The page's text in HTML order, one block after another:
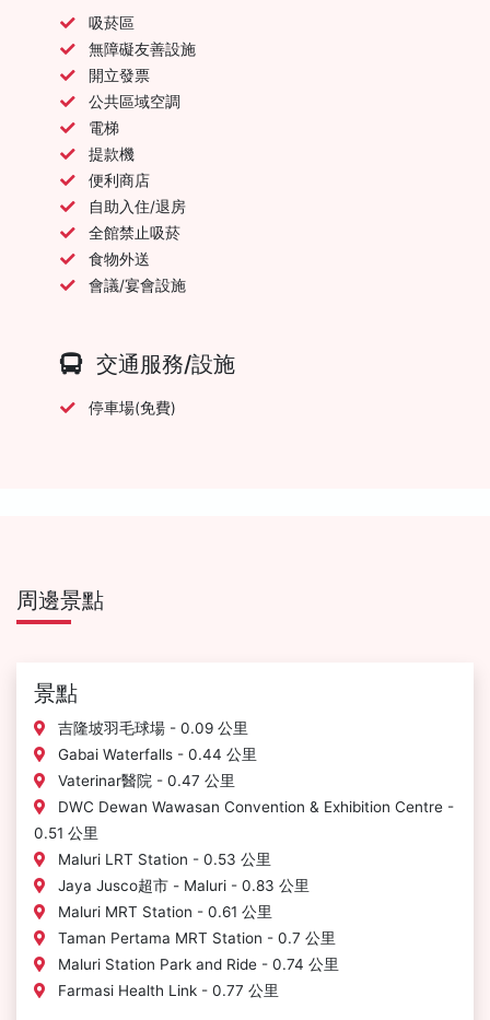
吸菸區
無障礙友善設施
開立發票
公共區域空調
電梯
提款機
便利商店
自助入住/退房
全館禁止吸菸
食物外送
會議/宴會設施
交通服務/設施
停車場(免費)
周邊景點
景點
吉隆坡羽毛球場 - 0.09 公里
Gabai Waterfalls - 0.44 公里
Vaterinar醫院 - 0.47 公里
DWC Dewan Wawasan Convention & Exhibition Centre -
0.51 公里
Maluri LRT Station - 0.53 公里
Jaya Jusco超市 - Maluri - 0.83 公里
Maluri MRT Station - 0.61 公里
Taman Pertama MRT Station - 0.7 公里
Maluri Station Park and Ride - 0.74 公里
Farmasi Health Link - 0.77 公里